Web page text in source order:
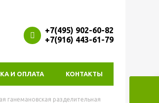
+7(495) 902-60-82
+7(916) 443-61-79
И ОПЛАТА КОНТАКТЫ
ганемановская разделительная